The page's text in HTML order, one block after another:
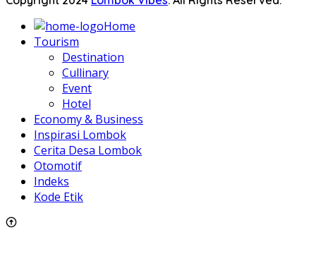
Home
Tourism
Destination
Cullinary
Event
Hotel
Economy & Business
Inspirasi Lombok
Cerita Desa Lombok
Otomotif
Indeks
Kode Etik